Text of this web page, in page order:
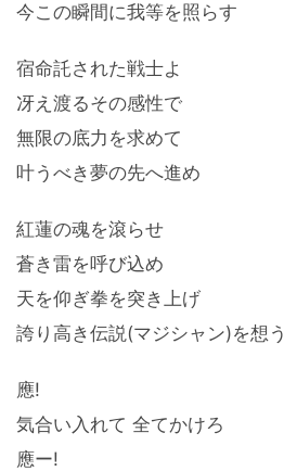
今この瞬間に我等を照らす
宿命託された戦士よ
冴え渡るその感性で
無限の底力を求めて
叶うべき夢の先へ進め
紅蓮の魂を滾らせ
蒼き雷を呼び込め
天を仰ぎ拳を突き上げ
誇り高き伝説(マジシャン)を想う
應!
気合い入れて 全てかけろ
應ー!